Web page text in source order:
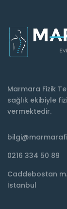
Marmara Fizik
sağlık ekibiyle
vermektedir.
0216 334 50 89
Caddebostan m.
İstanbul